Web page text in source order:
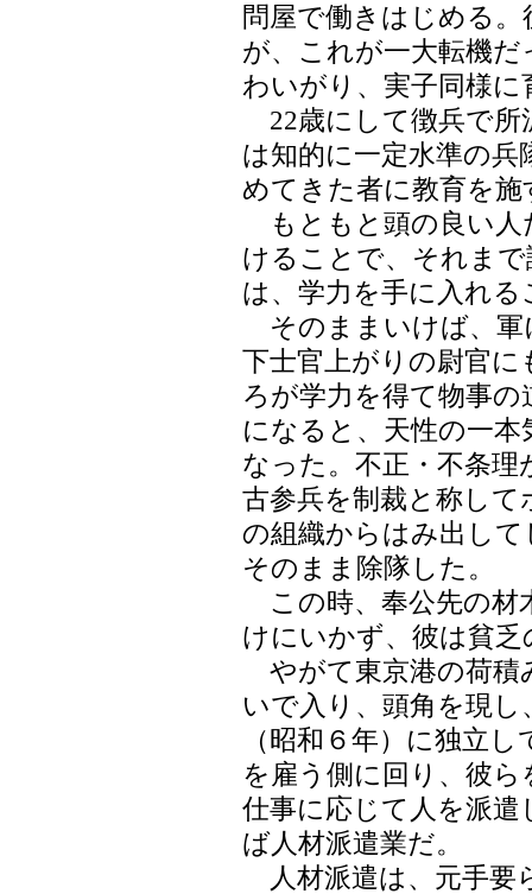
問屋で働きはじめる
が、これが一大転機
わいがり、実子同様
22歳にして徴兵で所
は知的に一定水準の
めてきた者に教育を施
もともと頭の良い人
けることで、それま
は、学力を手に入れ
そのままいけば、軍
下士官上がりの尉官
ろが学力を得て物事
になると、天性の一
なった。不正・不条
古参兵を制裁と称し
の組織からはみ出し
そのまま除隊した。
この時、奉公先の材
けにいかず、彼は貧
やがて東京港の荷積
いで入り、頭角を現し
（昭和６年）に独立
を雇う側に回り、彼
仕事に応じて人を派遣
ば人材派遣業だ。
人材派遣は、元手要